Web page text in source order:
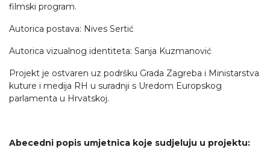
filmski program.
Autorica postava: Nives Sertić
Autorica vizualnog identiteta: Sanja Kuzmanović
Projekt je ostvaren uz podršku Grada Zagreba i Ministarstva
kuture i medija RH u suradnji s Uredom Europskog
parlamenta u Hrvatskoj.
Abecedni popis umjetnica koje sudjeluju u projektu: